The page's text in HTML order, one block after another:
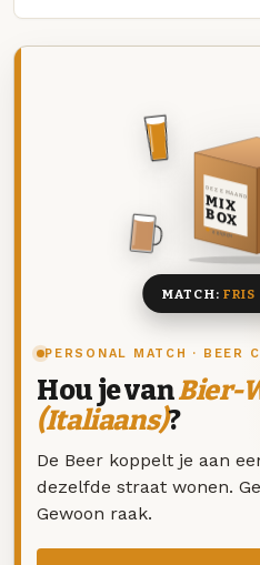
PERSONAL MATCH · BEER
Hou je vanBier-
(Italiaans)?
De Beer koppelt je aan
dezelfde straat wonen.
Gewoon raak.
DEZE MAAND
MIX
BOX
8 BIEREN
MATCH: FRIS